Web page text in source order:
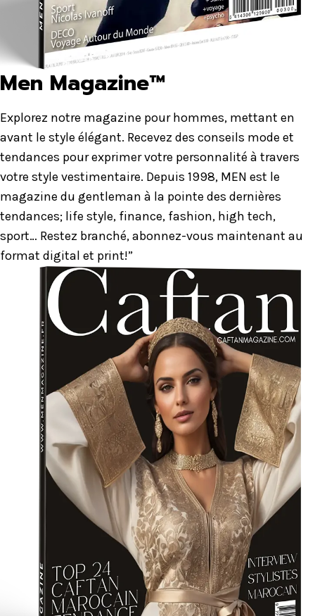
Men Magazine™
Explorez notre magazine pour hommes, mettant en
avant le style élégant. Recevez des conseils mode et
tendances pour exprimer votre personnalité à travers
votre style vestimentaire. Depuis 1998, MEN est le
magazine du gentleman à la pointe des dernières
tendances; life style, finance, fashion, high tech,
sport… Restez branché, abonnez-vous maintenant au
format digital et print!”